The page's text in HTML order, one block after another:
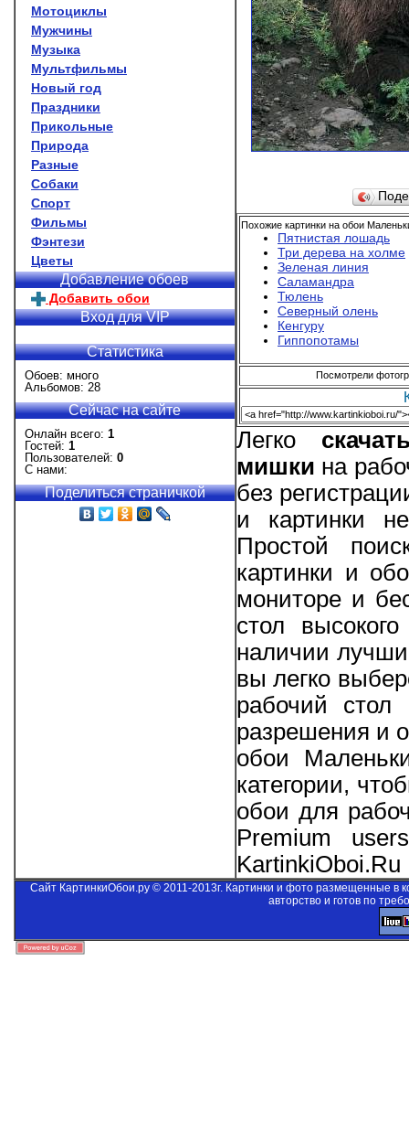
Мотоциклы
Мужчины
Музыка
Мультфильмы
Новый год
Праздники
Прикольные
Природа
Разные
Собаки
Спорт
Фильмы
Фэнтези
Цветы
Добавление обоев
Добавить обои
Вход для VIP
Статистика
Обоев: много
Альбомов: 28
Сейчас на сайте
Онлайн всего: 1
Гостей: 1
Пользователей: 0
С нами:
Поделиться страничкой
Похожие картинки на обои
Пятнистая лошадь
Три дерева на холме
Зеленая линия
Саламандра
Тюлень
Северный олень
Кенгуру
Гиппопотамы
Посмотрели
Легко
мишки на
без
и картинки
Простой
картинки и
мониторе и
стол
наличии
вы легко
рабочий стол
разрешения и
обои
категории,
обои для
Premium
KartinkiOboi.Ru
Сайт КартинкиОбои.ру © 2011-2013г. Картинки и фото размещенные в
авторство и готов по